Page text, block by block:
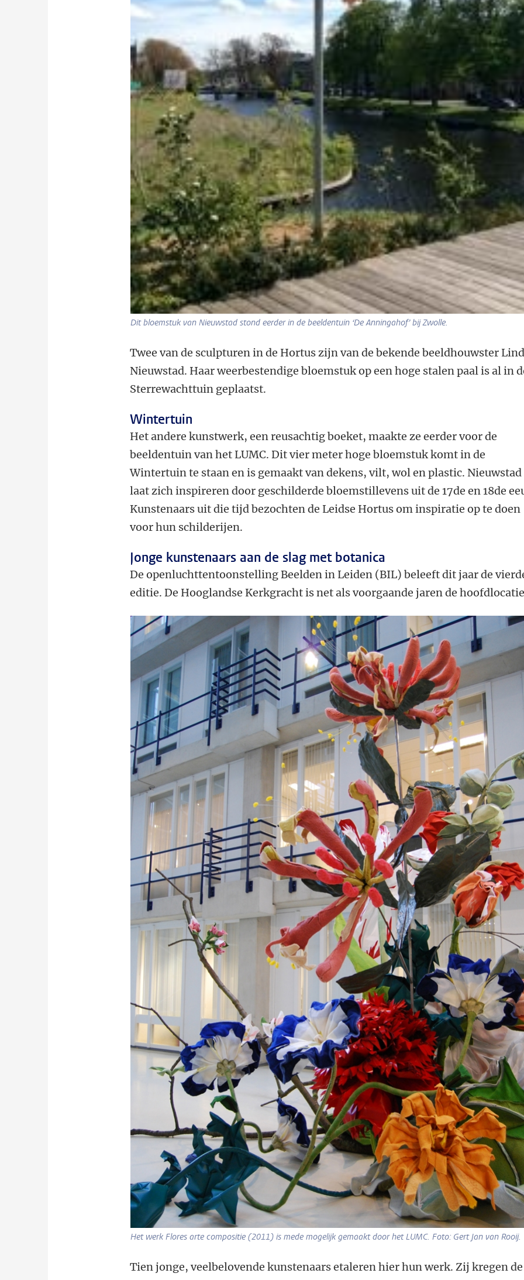
Dit bloemstuk van Nieuwstad stond eerder in de beeldentuin ‘De Anningahof’ bij Zwolle.
Twee van de sculpturen in de Hortus zijn van de bekende beeldhouwster
Nieuwstad. Haar weerbestendige bloemstuk op een hoge stalen paal is al in
Sterrewachttuin geplaatst.
Wintertuin
Het andere kunstwerk, een reusachtig boeket, maakte ze eerder voor de
beeldentuin van het LUMC. Dit vier meter hoge bloemstuk komt in de
Wintertuin te staan en is gemaakt van dekens, vilt, wol en plastic. Nieuwstad
laat zich inspireren door geschilderde bloemstillevens uit de 17de en 18de
Kunstenaars uit die tijd bezochten de Leidse Hortus om inspiratie op te doen
voor hun schilderijen.
Jonge kunstenaars aan de slag met botanica
De openluchttentoonstelling Beelden in Leiden (BIL) beleeft dit jaar de
editie. De Hooglandse Kerkgracht is net als voorgaande jaren de
Het werk Flores arte compositie (2011) is mede mogelijk gemaakt door het LUMC. Foto: Gert Jan van Rooij.
Tien jonge, veelbelovende kunstenaars etaleren hier hun werk. Zij kregen de